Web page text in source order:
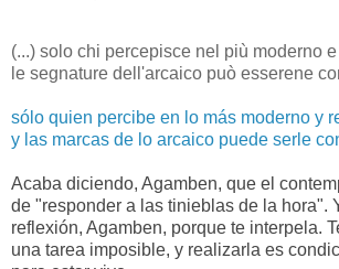
(...) solo chi percepisce nel più moderno
le segnature dell'arcaico può esserene
sólo quien percibe en lo más moderno y
y las marcas de lo arcaico puede serle
Acaba diciendo, Agamben, que el
de "responder a las tinieblas de la hora".
reflexión, Agamben, porque te interpela.
una tarea imposible, y realizarla es